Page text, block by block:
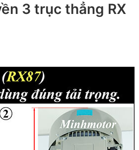
3 trục thẳng RX